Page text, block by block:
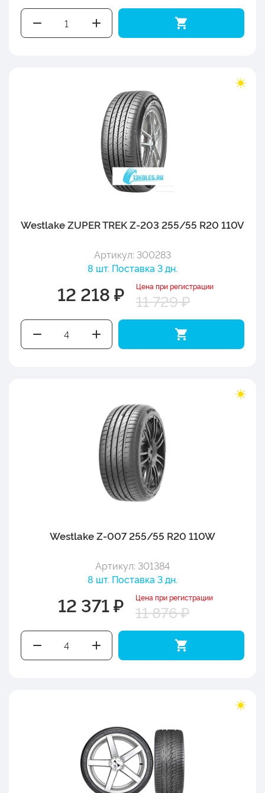
Westlake ZUPER TREK Z-203 255/55 R20 110V
Артикул: 300283
8 шт. Поставка 3 дн.
12 218 ₽ Цена при регистрации
11 729 ₽
Westlake Z-007 255/55 R20 110W
Артикул: 301384
8 шт. Поставка 3 дн.
12 371 ₽ Цена при регистрации
11 876 ₽